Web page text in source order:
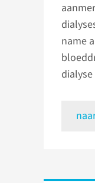
name